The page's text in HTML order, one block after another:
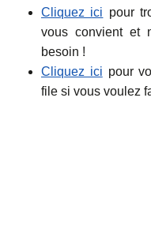
Cliquez ici pour
vous convient et
besoin !
Cliquez ici pour
file si vous voulez